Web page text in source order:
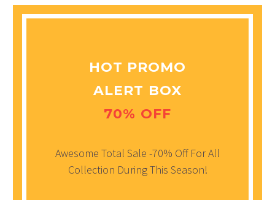
HOT PROMO
ALERT BOX
70% OFF
Awesome Total Sale -70% Off For All
Collection During This Season!